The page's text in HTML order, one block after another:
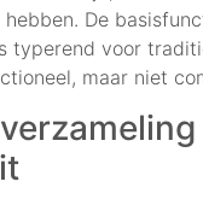
De
typerend voor
maar niet